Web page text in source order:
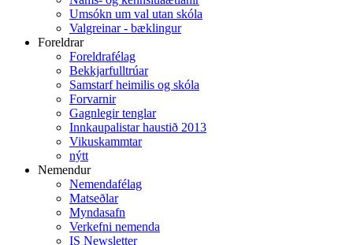
Umsókn um val utan skóla
Valgreinar - bæklingur
Foreldrar
Foreldrafélag
Bekkjarfulltrúar
Samstarf heimilis og skóla
Forvarnir
Gagnlegir tenglar
Innkaupalistar haustið 2013
Vikuskammtar
nýtt
Nemendur
Nemendafélag
Matseðlar
Myndasafn
Verkefni nemenda
IS Newsletter